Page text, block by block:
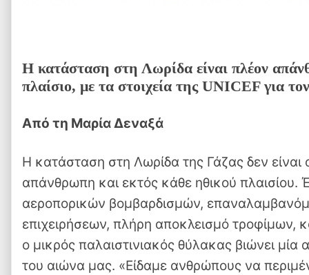
Η κατάσταση στη Λωρίδα είναι πλέον
πλαίσιο, με τα στοιχεία της UNICEF για
Από τη Μαρία Δεναξά
Η κατάσταση στη Λωρίδα της Γάζας δεν
απάνθρωπη και εκτός κάθε ηθικού πλαισίου.
αεροπορικών βομβαρδισμών,
επιχειρήσεων, πλήρη αποκλεισμό τροφίμων,
ο μικρός παλαιστινιακός θύλακας βιώνει μία
του αιώνα μας. «Είδαμε ανθρώπους να